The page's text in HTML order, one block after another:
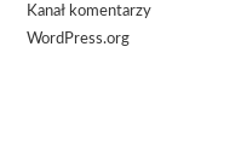
Kanał komentarzy
WordPress.org